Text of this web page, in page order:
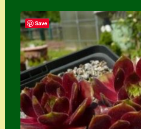
Save